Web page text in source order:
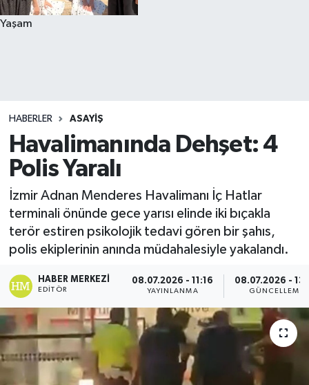
Yaşam
HABERLER ASAYIŞ
Havalimanında Dehşet: 4
Polis Yaralı
İzmir Adnan Menderes Havalimanı İç Hatlar
terminali önünde gece yarısı elinde iki bıçakla
terör estiren psikolojik tedavi gören bir şahıs,
polis ekiplerinin anında müdahalesiyle yakalandı.
HABER MERKEZI
EDITÖR
08.07.2026 - 11:16
YAYINLANMA
08.07.2026 -
GÜNCELLEME